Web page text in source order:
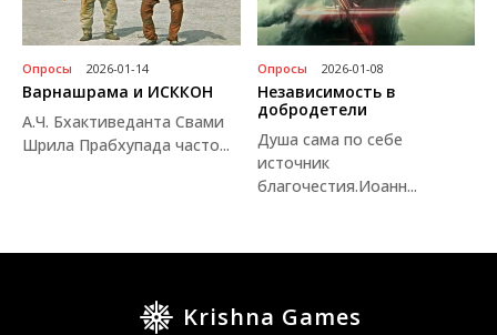
Опросы 2026-01-14
Варнашрама и ИСККОН
А.Ч. Бхактиведанта Свами
Шрила Прабхупада часто...
Опросы 2026-01-08
Независимость в
добродетели
Душа сама по себе
источник
благочестия.Иоанн...
Krishna Games